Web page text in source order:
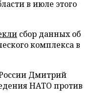
в июле этого
сбор данных об
комплекса в
Дмитрий
НАТО против